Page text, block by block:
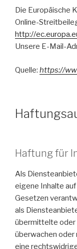
Die Europäische
Online-
http://
Unsere E-Mail-
Quelle: https://
Haftung für
Als
eigene Inhalte
Gesetzen
als
übermittelte oder
überwachen oder
eine